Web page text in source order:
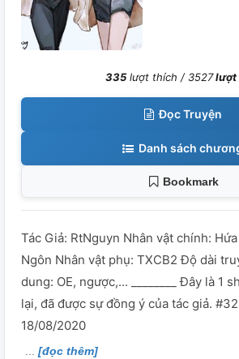
335lượt thích /3527lượt
Đọc Truyện
Danh sách
Bookmark
Tác Giả: RtNguyn Nhân vật chính:
Ngôn Nhân vật phụ: TXCB2 Độ dài
dung: OE, ngược,... ________ Đây là 1
lại, đã được sự đồng ý của tác giả.
18/08/2020
[đọc thêm]